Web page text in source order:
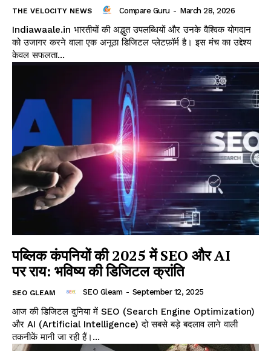
THE VELOCITY NEWS Compare Guru - March 28, 2026
Indiawaale.in भारतीयों की अद्भुत उपलब्धियों और उनके वैश्विक योगदान
को उजागर करने वाला एक अनूठा डिजिटल प्लेटफ़ॉर्म है। इस मंच का उद्देश्य
केवल सफलता...
पब्लिक कंपनियों की 2025 में SEO और AI
पर राय: भविष्य की डिजिटल क्रांति
SEO GLEAM SEO Gleam - September 12, 2025
आज की डिजिटल दुनिया में SEO (Search Engine Optimization)
और AI (Artificial Intelligence) दो सबसे बड़े बदलाव लाने वाली
तकनीकें मानी जा रही हैं।...